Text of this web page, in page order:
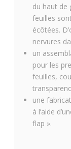
du haut de
feuilles
écôtées.
nervures
un
pour les
feuilles,
une
à l’aide
flap ».